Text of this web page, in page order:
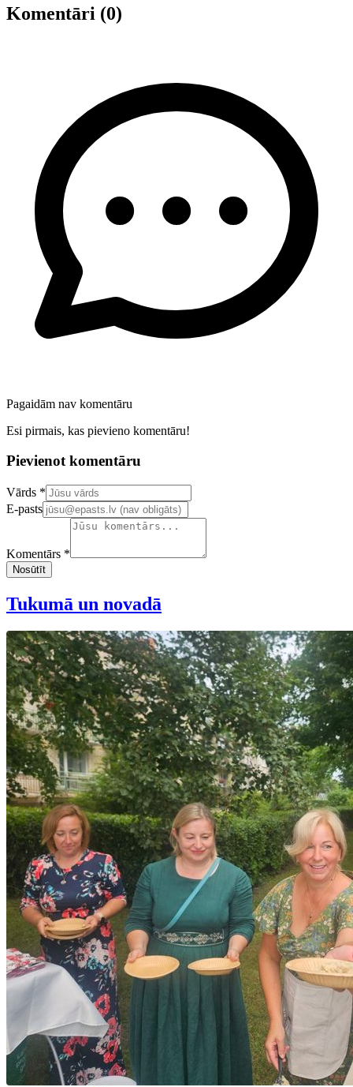
Komentāri (0)
Pagaidām nav komentāru
Esi pirmais, kas pievieno komentāru!
Pievienot komentāru
Confirm your email address
Vārds *
E-pasts
Komentārs *
Nosūtīt
Tukumā un novadā